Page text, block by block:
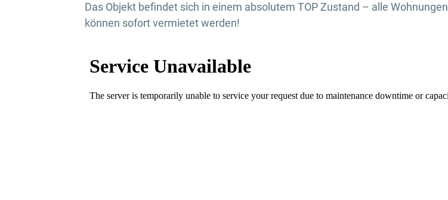
Das Objekt befindet sich in einem absolutem TOP Zustand – alle Wohnungen
können sofort vermietet werden!